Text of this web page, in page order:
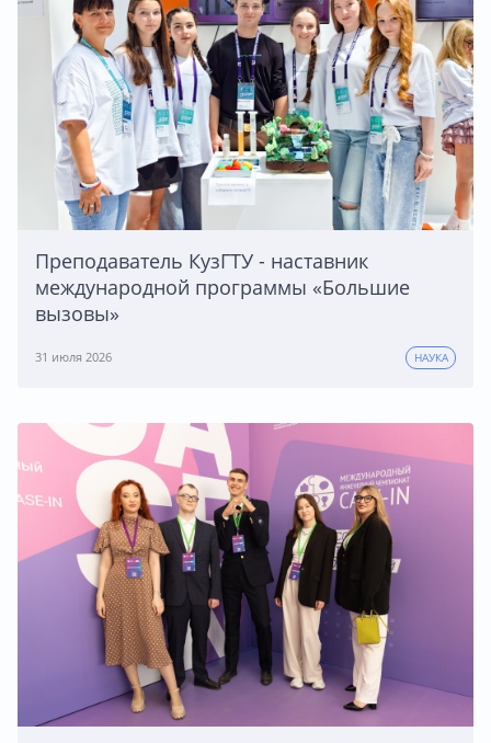
Преподаватель КузГТУ - наставник
международной программы «Большие
вызовы»
31 июля 2026 НАУКА